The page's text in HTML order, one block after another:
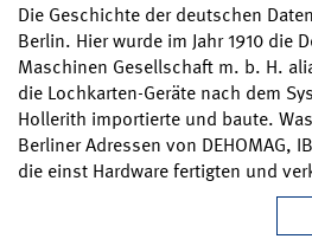
Die Geschichte der deutschen
Berlin. Hier wurde im Jahr 1910 die
Maschinen Gesellschaft m. b. H.
die Lochkarten-Geräte nach dem
Hollerith importierte und baute.
Berliner Adressen von DEHOMAG,
die einst Hardware fertigten und